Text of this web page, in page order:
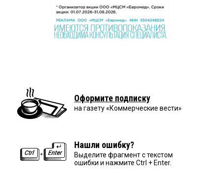
Оформите подписку
на газету «Коммерческие вести»
Нашли ошибку?
Выделите фрагмент с текстом
ошибки и нажмите Ctrl + Enter.